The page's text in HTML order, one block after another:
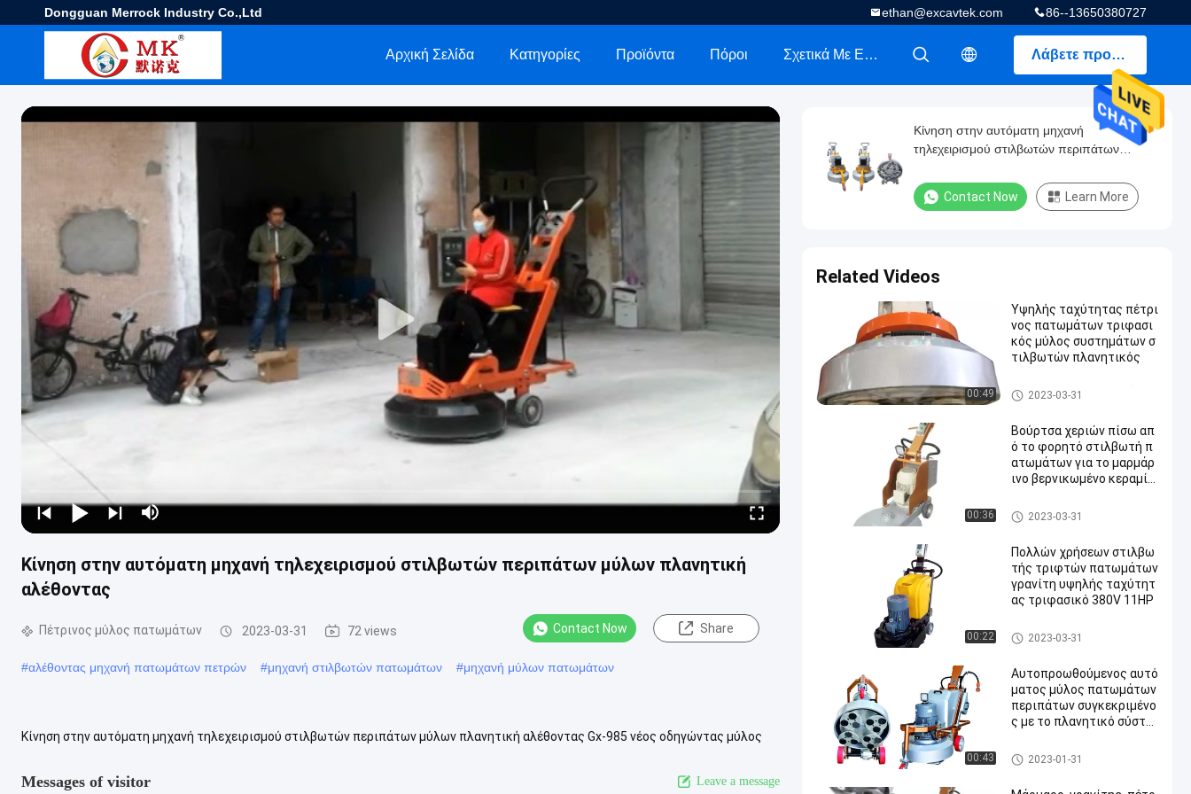
Dongguan Merrock Industry Co.,Ltd 86--13650380727
ethan@excavtek.com
Λάβετε προσφορά
Αρχική Σελίδα Κατηγορίες Προϊόντα Πόροι Σχετικά Με Εμάς
Κίνηση στην αυτόματη μηχανή τηλεχειρισμού στιλβωτών περιπάτων μύλων πλανητική
αλέθοντας
Πέτρινος μύλος πατωμάτων 2023-03-31 72 views Contact Now Share
#αλέθοντας μηχανή πατωμάτων πετρών #μηχανή στιλβωτών πατωμάτων #μηχανή μύλων πατωμάτων
Κίνηση στην αυτόματη μηχανή τηλεχειρισμού στιλβωτών περιπάτων μύλων πλανητική αλέθοντας Gx-985 νέος οδηγώντας μύλος
Messages of visitor Leave a message
Κίνηση στην αυτόματη μηχανή
τηλεχειρισμού στιλβωτών περιπάτων
Contact Now Learn More
Related Videos
00:49
Υψηλής ταχύτητας πέτρι
νος πατωμάτων τριφασι
κός μύλος συστημάτων σ
τιλβωτών πλανητικός
Πέτρινος μύλος πατωμάτων
2023-03-31
00:36
Βούρτσα χεριών πίσω απ
ό το φορητό στιλβωτή π
ατωμάτων για το μαρμάρ
ινο βερνικωμένο κεραμίδ
Πέτρινος στιλβωτής πατωμ
άτων
2023-03-31
00:22
Πολλών χρήσεων στιλβω
τής τριφτών πατωμάτων
γρανίτη υψηλής ταχύτητ
ας τριφασικό 380V 11HP
Στιλβωτής πατωμάτων γραν
ίτη
2023-03-31
00:43
Αυτοπροωθούμενος αυτό
ματος μύλος πατωμάτων
περιπάτων συγκεκριμένο
ς με το πλανητικό σύστη
Πέτρινος στιλβωτής πατωμ
άτων
2023-01-31